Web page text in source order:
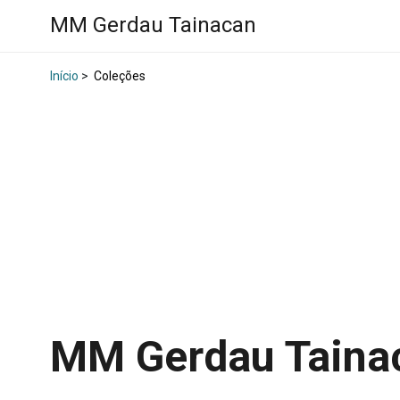
MM Gerdau Tainacan
Início > Coleções
MM Gerdau